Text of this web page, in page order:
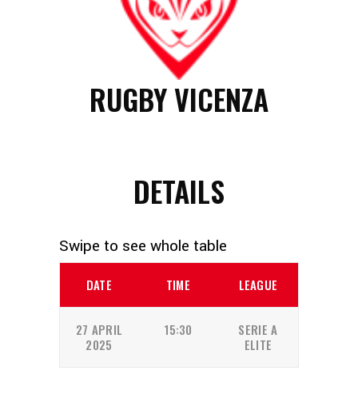
RUGBY VICENZA
DETAILS
DATE TIME LEAGUE
27 APRIL
2025
15:30
SERIE A
ELITE